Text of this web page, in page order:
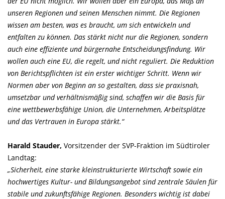
unseren Regionen und seinen Menschen nimmt. Die Regionen
wissen am besten, was es braucht, um sich entwickeln und
entfalten zu können. Das stärkt nicht nur die Regionen, sondern
auch eine effiziente und bürgernahe Entscheidungsfindung. Wir
wollen auch eine EU, die regelt, und nicht reguliert. Die Reduktion
von Berichtspflichten ist ein erster wichtiger Schritt. Wenn wir
Normen aber von Beginn an so gestalten, dass sie praxisnah,
umsetzbar und verhältnismäßig sind, schaffen wir die Basis für
eine wettbewerbsfähige Union, die Unternehmen, Arbeitsplätze
und das Vertrauen in Europa stärkt.“
Harald Stauder, Vorsitzender der SVP-Fraktion im Südtiroler
Landtag:
Sicherheit, eine starke kleinstrukturierte Wirtschaft sowie ein
hochwertiges Kultur- und Bildungsangebot sind zentrale Säulen für
stabile und zukunftsfähige Regionen. Besonders wichtig ist dabei